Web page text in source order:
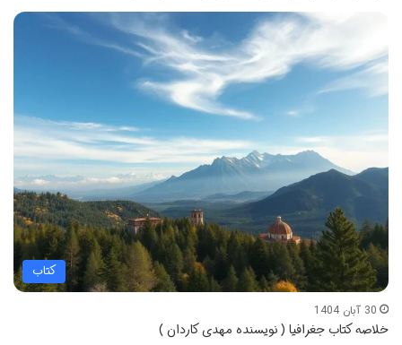
کتاب
30 آبان 1404
خلاصه کتاب جغرافیا ( نویسنده مهدی کاردان )